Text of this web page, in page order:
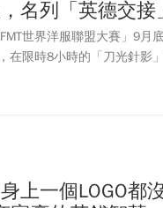
名列「英德交接
世界洋服聯盟大賽」9月
在限時8小時的「刀光針影
計師何佩珊則在女裝大師
上一個LOGO都